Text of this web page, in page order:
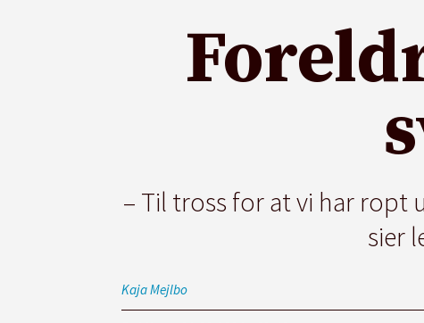
– Til tross for at vi har ropt
sier
KajaMejlbo